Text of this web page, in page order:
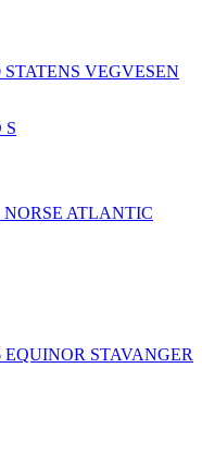
VEGVESEN
S
NORSE ATLANTIC
EQUINOR STAVANGER